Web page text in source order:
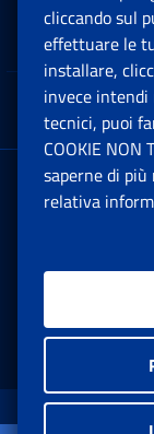
Note Legali
App mobile
cliccando sul
effettuare le
installare,
invece intendi
tecnici, puoi
COOKIE NON
saperne di
relativa